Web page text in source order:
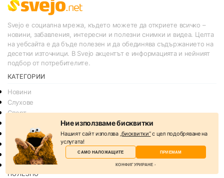
Svejo е социална мрежа, където можете да откриете всичко –
новини, забавления, интересни и полезни снимки и видеа. Целта
на уебсайта е да бъде полезен и да обединява съдържанието на
десетки източници. В Svejo акцентът е информацията и нейният
подбор от потребителите.
КАТЕГОРИИ
Новини
Слухове
Спорт
Технологии
Други
Казино игри онлайн безплатно
Търговия с акции
ПОЛЕЗНО
Ние използваме бисквитки
Нашият сайт използва „бисквитки“с цел подобряване на
услугата!
САМО НАЛОЖАЩИТЕ ПРИЕМАМ
КОНФИГУРИРАНЕ